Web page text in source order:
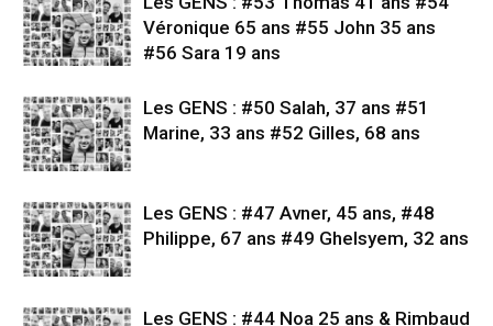
Véronique 65 ans #55 John 35 ans
#56 Sara 19 ans
Les GENS : #50 Salah, 37 ans #51
Marine, 33 ans #52 Gilles, 68 ans
Les GENS : #47 Avner, 45 ans, #48
Philippe, 67 ans #49 Ghelsyem, 32 ans
Les GENS : #44 Noa 25 ans & Rimbaud